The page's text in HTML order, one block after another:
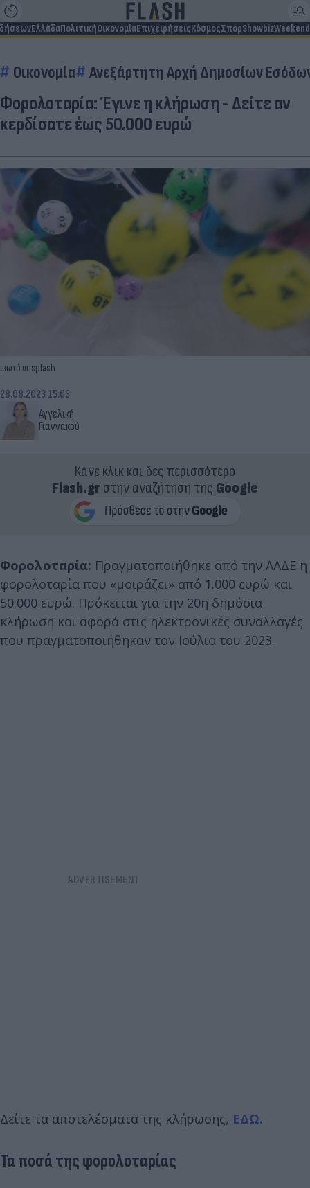
ΕλλάδαΠολιτικήΟικονομίαΕπιχειρήσειςΚόσμοςΣπορShowbizWeekend
Οικονομία Ανεξάρτητη Αρχή Δημοσίων
Φορολοταρία: Έγινε η κλήρωση - Δείτε αν
κερδίσατε έως 50.000 ευρώ
φωτό unsplash
Αγγελική
Γιαννακού
28.08.2023 15:03
Κάνε κλικ και δες περισσότερο
Flash.grστην αναζήτηση της Google
Φορολοταρία: Πραγματοποιήθηκε από την ΑΑΔΕ η
φορολοταρία που «μοιράζει» από 1.000 ευρώ και
50.000 ευρώ. Πρόκειται για την 20η δημόσια
κλήρωση και αφορά στις ηλεκτρονικές συναλλαγές
που πραγματοποιήθηκαν τον Ιούλιο του 2023.
Δείτε τα αποτελέσματα της κλήρωσης, ΕΔΩ.
Τα ποσά της φορολοταρίας